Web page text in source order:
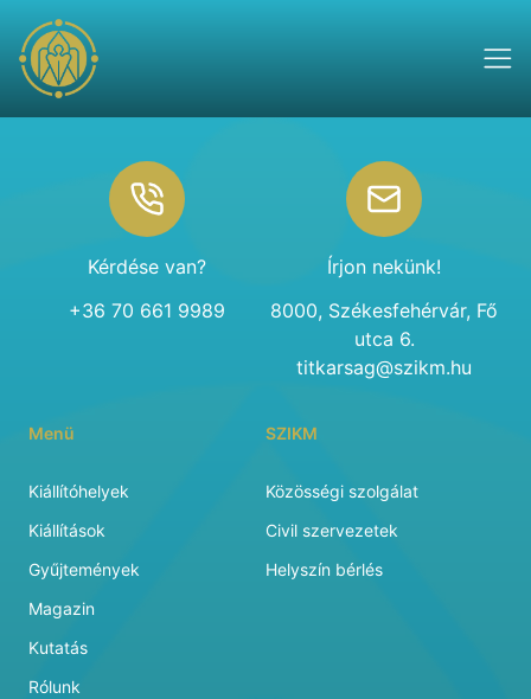
Kérdése van?
+36 70 661 9989
Írjon nekünk!
8000, Székesfehérvár, Fő
utca 6.
titkarsag@szikm.hu
Menü
Kiállítóhelyek
Kiállítások
Gyűjtemények
Magazin
Kutatás
Rólunk
SZIKM
Közösségi szolgálat
Civil szervezetek
Helyszín bérlés